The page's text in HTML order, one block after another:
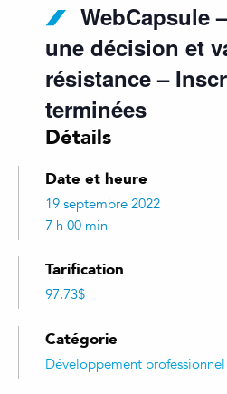
WebCapsule
une décision et
résistance –
terminées
Détails
Date et heure
19 septembre 2022
7 h 00 min
Tarification
97.73$
Catégorie
Développement professionnel